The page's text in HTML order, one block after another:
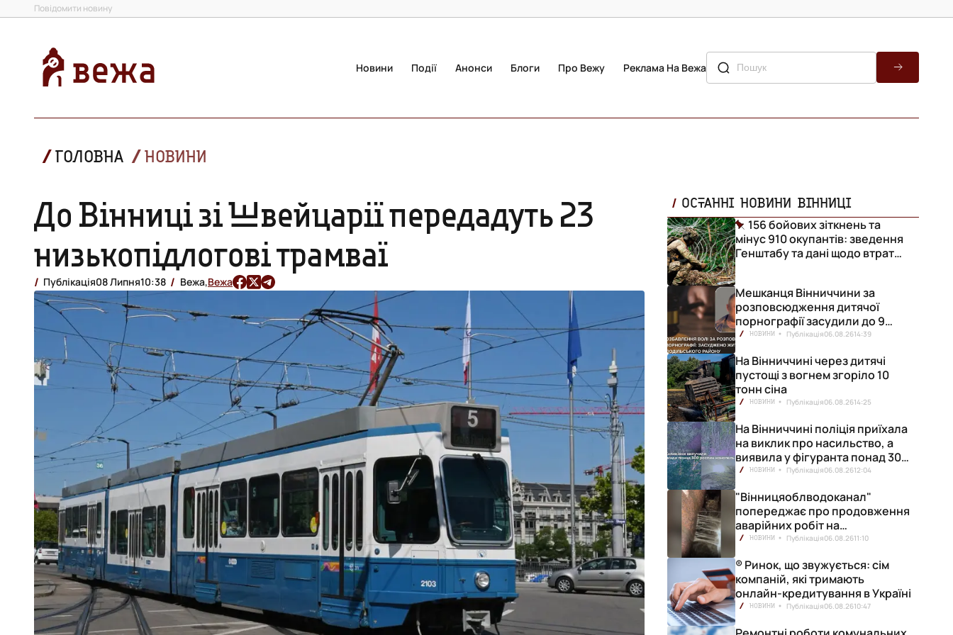
Повідомити новину
Новини Події Анонси Блоги Про Вежу Реклама На Вежа
ГОЛОВНА НОВИНИ
До Вінниці зі Швейцарії передадуть 23
низькопідлогові трамваї
Публікація08 Липня10:38 Вежа,Вежа
ОСТАННІ НОВИНИ ВІННИЦІ
156 бойових зіткнень та
мінус 910 окупантів: зведення
Генштабу та дані щодо втрат
Мешканця Вінниччини за
розповсюдження дитячої
порнографії засудили до 9
років позбавлення волі
НОВИНИ Публікація06.08.2614:39
На Вінниччині через дитячі
пустощі з вогнем згоріло 10
тонн сіна
НОВИНИ Публікація06.08.2614:25
На Вінниччині поліція приїхала
на виклик про насильство, а
виявила у фігуранта понад 300
конопель
НОВИНИ Публікація06.08.2612:04
"Вінницяоблводоканал"
попереджає про продовження
аварійних робіт на
водопровідній станції
НОВИНИ Публікація06.08.2611:10
® Ринок, що звужується: сім
компаній, які тримають
онлайн-кредитування в Україні
НОВИНИ Публікація06.08.2610:47